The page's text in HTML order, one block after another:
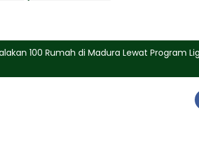
100 Rumah di Madura Lewat Program